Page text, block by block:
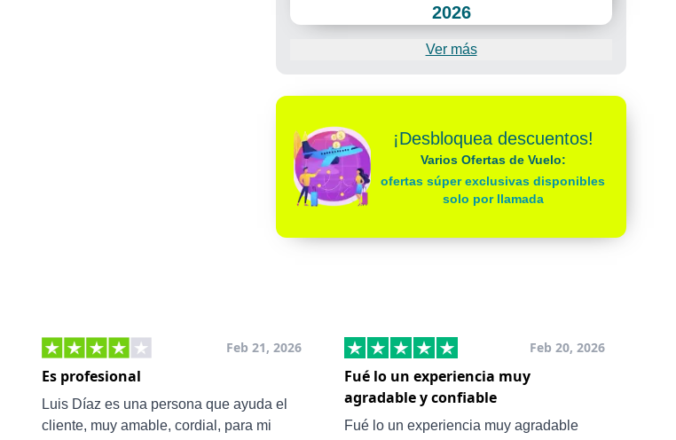
2026
Ver más
¡Desbloquea descuentos!
Varios Ofertas de Vuelo:
ofertas súper exclusivas disponibles
solo por llamada
Feb 21, 2026
Es profesional
Luis Díaz es una persona que ayuda el
cliente, muy amable, cordial, para mi
Feb 20, 2026
Fué lo un experiencia muy
agradable y confiable
Fué lo un experiencia muy agradable